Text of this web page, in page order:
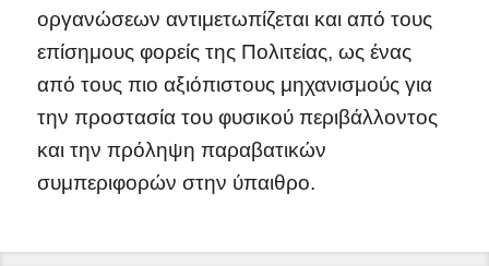
οργανώσεων αντιμετωπίζεται και από τους
επίσημους φορείς της Πολιτείας, ως ένας
από τους πιο αξιόπιστους μηχανισμούς για
την προστασία του φυσικού περιβάλλοντος
και την πρόληψη παραβατικών
συμπεριφορών στην ύπαιθρο.